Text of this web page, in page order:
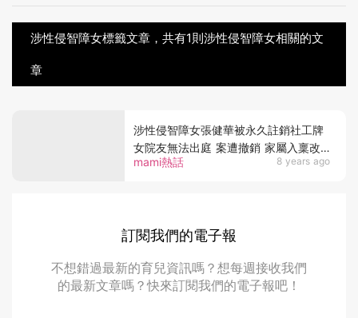
涉性侵智障女標籤文章，共有1則涉性侵智障女相關的文
章
mami熱話 8 years ago
涉性侵智障女張健華被永久註銷社工牌
女院友無法出庭 案遭撤銷 家屬入稟改
由民事控告
訂閱我們的電子報
不想錯過最新的育兒資訊嗎？想每週接收我們
的最新文章嗎？快來訂閱我們的電子報吧！